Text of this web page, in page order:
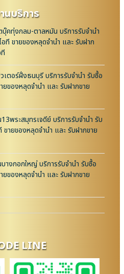
นบริการ
บุ๊คทุ่งกลม-ตาลหมัน บริการรับจำนำ
ที ขายของหลุดจำนำ และ รับฝาก
เตอร์ฝั่งธนบุรี บริการรับจำนำ รับซื้อ
ของหลุดจำนำ และ รับฝากขาย
พระสมุทรเจดีย์ บริการรับจำนำ รับ
ายของหลุดจำนำ และ รับฝากขาย
บางกอกใหญ่ บริการรับจำนำ รับซื้อ
ของหลุดจำนำ และ รับฝากขาย
LINE